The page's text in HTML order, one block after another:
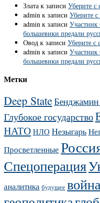
Злата к записи Уберите с
admin к записи Уберите с
admin к записи
большевики предали
Овод к записи Уберите с
admin к записи
большевики предали
Метки
Deep State
Глубокое государство
НАТОНЛО Незыгарь
Просветленные
Спецоперация
аналитика будущее война